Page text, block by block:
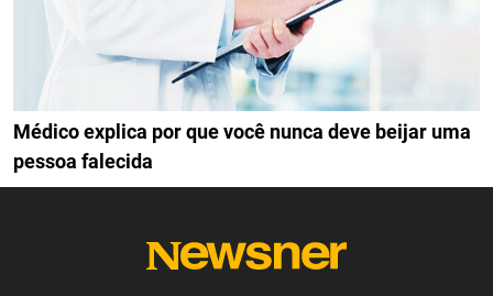
Médico explica por que você nunca deve beijar uma
pessoa falecida